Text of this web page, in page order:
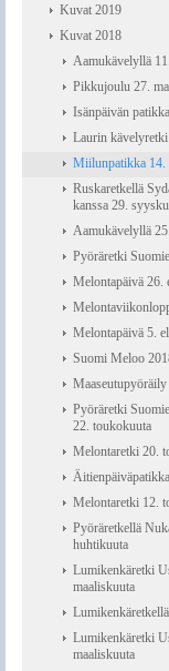
Kuvat 2019
Kuvat 2018
Aamukävelyllä
Pikkujoulu 27.
Isänpäivän
Laurin
Miilunpatikka 14.
Ruskaretkellä
kanssa 29.
Aamukävelyllä
Pyöräretki
Melontapäivä 26.
Melontapäivä 5.
Suomi Meloo
Pyöräretki
22. toukokuuta
Melontaretki 20.
Melontaretki 12.
Pyöräretkellä
huhtikuuta
Lumikenkäretki
maaliskuuta
Lumikenkäretki
maaliskuuta